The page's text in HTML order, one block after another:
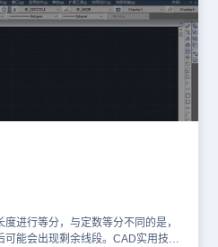
即可。以指定的间隔，沿着所选对象
点的端点处开始放置点标记。如果
等分从绘制的第一个点开始测量。如
从设置为当前捕捉旋转角的自圆心的
则从圆心右侧的圆周点开始定距等分
过程中非常实用的工具之一，它能够
割的任务，所以大家一定要熟练掌握
以关注浩辰CAD官网教程专区，小
家分享更多精彩内容，敬请期待
进行等分，与定数等分不同的是，
能会出现剩余线段。CAD实用技巧